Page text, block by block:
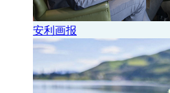
安利画报